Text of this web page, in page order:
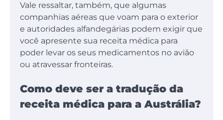
Vale ressaltar, também, que algumas
companhias aéreas que voam para o exterior
e autoridades alfandegárias podem exigir que
você apresente sua receita médica para
poder levar os seus medicamentos no avião
ou atravessar fronteiras.
Como deve ser a tradução da
receita médica para a Austrália?